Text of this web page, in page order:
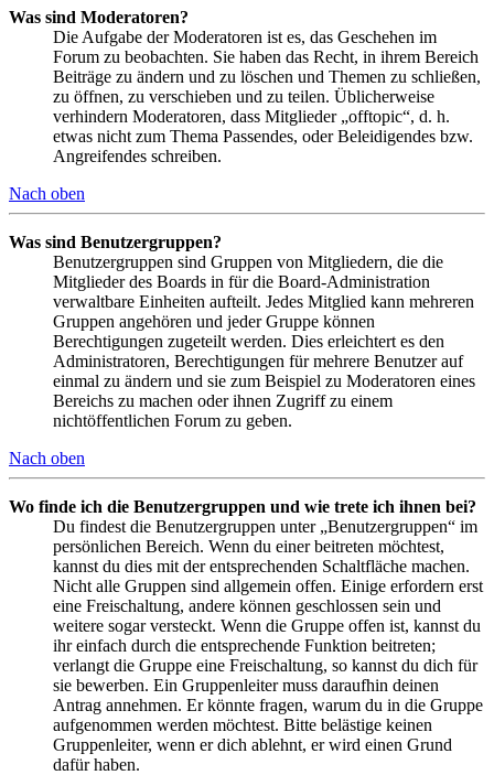
Was sind Moderatoren?
Die Aufgabe der Moderatoren ist es, das Geschehen im
Forum zu beobachten. Sie haben das Recht, in ihrem Bereich
Beiträge zu ändern und zu löschen und Themen zu schließen,
zu öffnen, zu verschieben und zu teilen. Üblicherweise
verhindern Moderatoren, dass Mitglieder „offtopic“, d. h.
etwas nicht zum Thema Passendes, oder Beleidigendes bzw.
Angreifendes schreiben.
Nach oben
Was sind Benutzergruppen?
Benutzergruppen sind Gruppen von Mitgliedern, die die
Mitglieder des Boards in für die Board-Administration
verwaltbare Einheiten aufteilt. Jedes Mitglied kann mehreren
Gruppen angehören und jeder Gruppe können
Berechtigungen zugeteilt werden. Dies erleichtert es den
Administratoren, Berechtigungen für mehrere Benutzer auf
einmal zu ändern und sie zum Beispiel zu Moderatoren eines
Bereichs zu machen oder ihnen Zugriff zu einem
nichtöffentlichen Forum zu geben.
Nach oben
Wo finde ich die Benutzergruppen und wie trete ich ihnen bei?
Du findest die Benutzergruppen unter „Benutzergruppen“ im
persönlichen Bereich. Wenn du einer beitreten möchtest,
kannst du dies mit der entsprechenden Schaltfläche machen.
Nicht alle Gruppen sind allgemein offen. Einige erfordern erst
eine Freischaltung, andere können geschlossen sein und
weitere sogar versteckt. Wenn die Gruppe offen ist, kannst du
ihr einfach durch die entsprechende Funktion beitreten;
verlangt die Gruppe eine Freischaltung, so kannst du dich für
sie bewerben. Ein Gruppenleiter muss daraufhin deinen
Antrag annehmen. Er könnte fragen, warum du in die Gruppe
aufgenommen werden möchtest. Bitte belästige keinen
Gruppenleiter, wenn er dich ablehnt, er wird einen Grund
dafür haben.